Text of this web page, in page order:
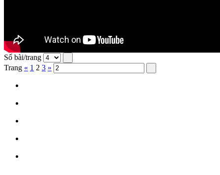
Số bài/trang
Trang « 1 2 3 »